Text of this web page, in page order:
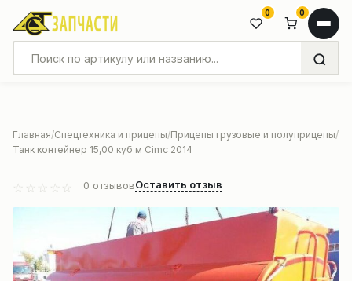
0 0
Главная Спецтехника и прицепы Прицепы грузовые и полуприцепы
Танк контейнер 15,00 куб м Cimc 2014
0 отзывовОставить отзыв